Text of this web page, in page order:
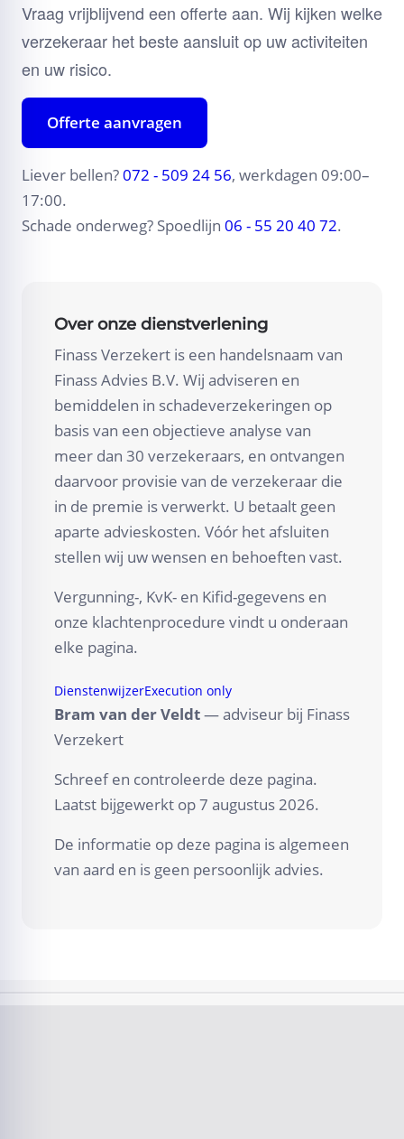
Vraag vrijblijvend een offerte aan. Wij kijken welke
verzekeraar het beste aansluit op uw activiteiten
en uw risico.
Offerte aanvragen
Liever bellen?072 - 509 24 56, werkdagen 09:00–
17:00.
Schade onderweg? Spoedlijn 06 - 55 20 40 72.
Over onze dienstverlening
Finass Verzekert is een handelsnaam van
Finass Advies B.V. Wij adviseren en
bemiddelen in schadeverzekeringen op
basis van een objectieve analyse van
meer dan 30 verzekeraars, en ontvangen
daarvoor provisie van de verzekeraar die
in de premie is verwerkt. U betaalt geen
aparte advieskosten. Vóór het afsluiten
stellen wij uw wensen en behoeften vast.
Vergunning-, KvK- en Kifid-gegevens en
onze klachtenprocedure vindt u onderaan
elke pagina.
DienstenwijzerExecution only
Bram van der Veldt— adviseur bij Finass
Verzekert
Schreef en controleerde deze pagina.
Laatst bijgewerkt op7 augustus 2026.
De informatie op deze pagina is algemeen
van aard en is geen persoonlijk advies.